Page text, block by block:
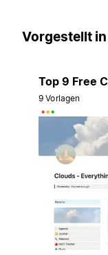
Vorgestellt in
Top 9 Free
9 Vorlagen